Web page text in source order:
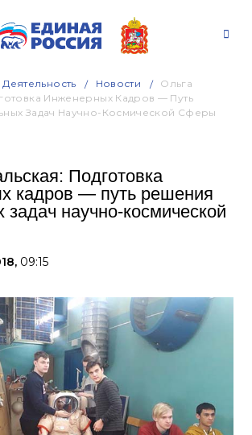
Новости
Ольга
Инженерных Кадров — Путь
Задач Научно-Космической Сферы
Подготовка
кадров — путь решения
задач научно-космической
09:15